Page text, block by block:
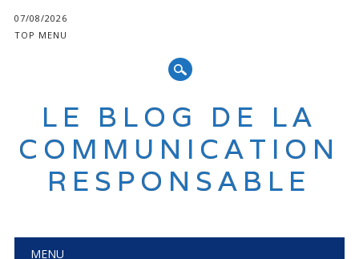
07/08/2026
TOP MENU
LE BLOG DE LA
COMMUNICATION
RESPONSABLE
Main menu
MENU